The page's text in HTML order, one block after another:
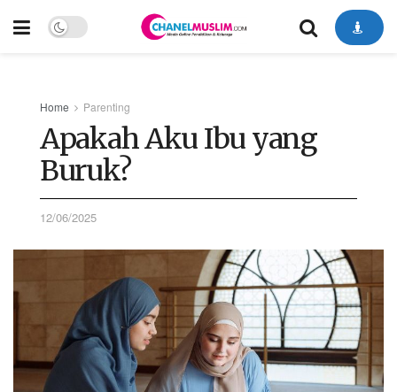
Home Parenting
Apakah Aku Ibu yang
Buruk?
12/06/2025